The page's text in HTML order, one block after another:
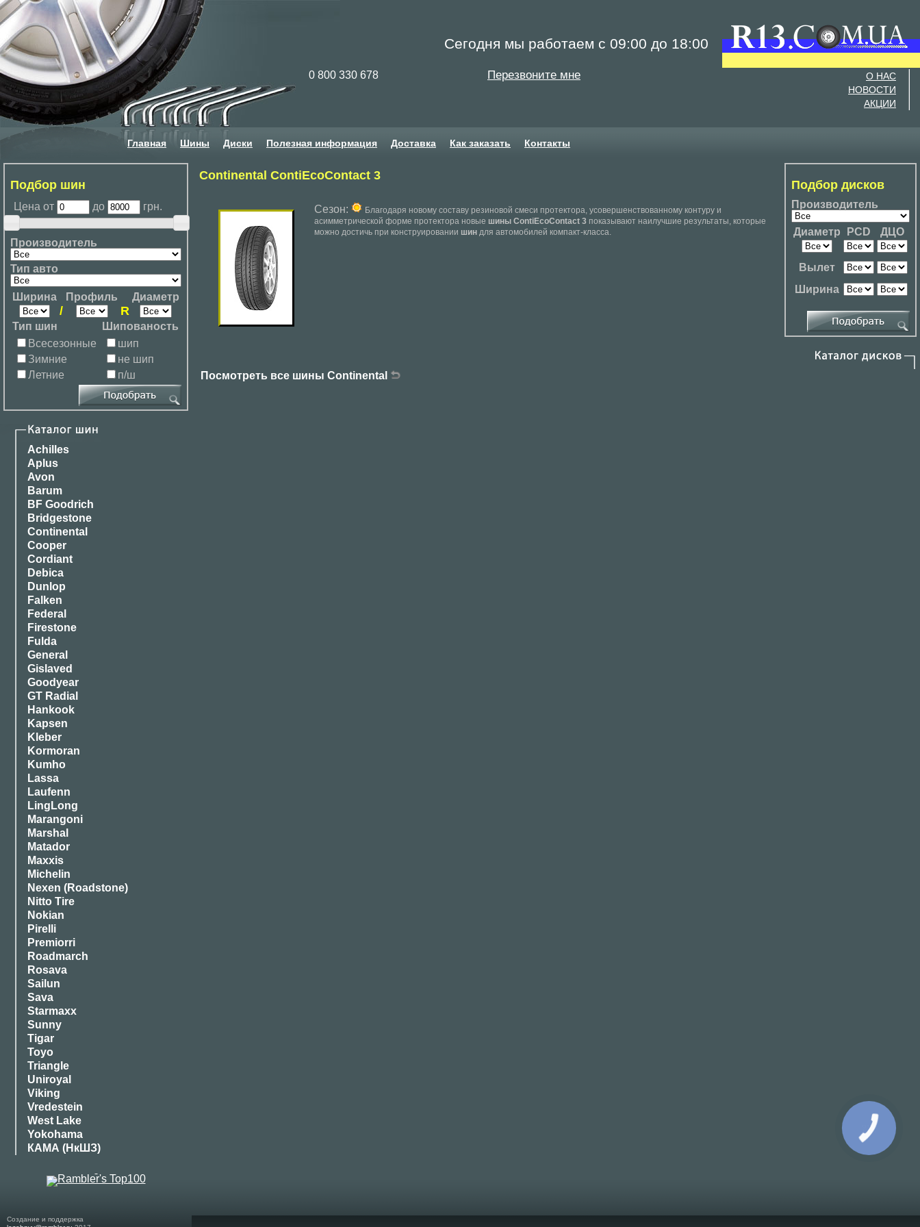
Сегодня мы работаем с 09:00 до 18:00
0 800 330 678 Перезвоните мне
О НАС
НОВОСТИ
АКЦИИ
Главная Шины Диски Полезная информация Доставка Как заказать Контакты
Подбор шин
Цена от до грн.
Производитель
Тип авто
Ширина Профиль Диаметр
/ R
Тип шин
Шипованость
Всесезонные
Зимние
Летние
шип
не шип
п/ш
Achilles
Aplus
Avon
Barum
BF Goodrich
Bridgestone
Continental
Cooper
Cordiant
Debica
Dunlop
Falken
Federal
Firestone
Fulda
General
Gislaved
Goodyear
GT Radial
Hankook
Kapsen
Kleber
Kormoran
Kumho
Lassa
Laufenn
LingLong
Marangoni
Marshal
Matador
Maxxis
Michelin
Nexen (Roadstone)
Nitto Tire
Nokian
Pirelli
Premiorri
Roadmarch
Rosava
Sailun
Sava
Starmaxx
Sunny
Tigar
Toyo
Triangle
Uniroyal
Viking
Vredestein
West Lake
Yokohama
КАМА (НкШЗ)
Continental ContiEcoContact 3
Сезон:
Благодаря новому составу резиновой смеси протектора, усовершенствованному контуру и
асимметрической форме протектора новые шины ContiEcoContact 3 показывают наилучшие результаты, которые
можно достичь при конструировании шин для автомобилей компакт-класса.
Посмотреть все шины Continental
Подбор дисков
Производитель
Диаметр PCD ДЦО
Вылет
Ширина
Создание и поддержка
КНОПКА
СВЯЗИ